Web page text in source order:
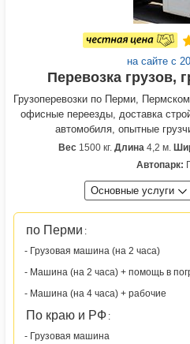
на сайте с
Перевозка грузов,
Грузоперевозки по Перми,
офисные переезды, доставка
автомобиля, опытные
Вес 1500 кг. Длина 4,2 м.
Автопарк:
Основные услуги
по Перми :
- Грузовая машина (на 2 часа)
- Машина (на 2 часа) + помощь в
- Машина (на 4 часа) + рабочие
По краю и РФ :
- Грузовая машина